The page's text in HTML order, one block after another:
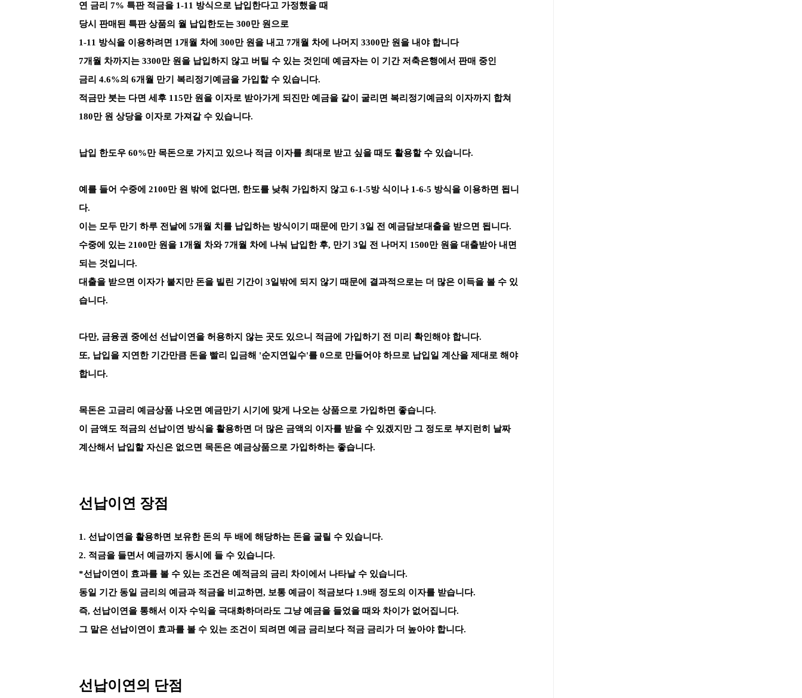
연 금리 7% 특판 적금을 1-11 방식으로 납입한다고 가정했을 때
당시 판매된 특판 상품의 월 납입한도는 300만 원으로
1-11 방식을 이용하려면 1개월 차에 300만 원을 내고 7개월 차에 나머지 3300만 원을 내야 합니다
7개월 차까지는 3300만 원을 납입하지 않고 버틸 수 있는 것인데 예금자는 이 기간 저축은행에서 판매 중인
금리 4.6%의 6개월 만기 복리정기예금을 가입할 수 있습니다.
적금만 붓는 다면 세후 115만 원을 이자로 받아가게 되진만 예금을 같이 굴리면 복리정기예금의 이자까지 합쳐
180만 원 상당을 이자로 가져갈 수 있습니다.
납입 한도우 60%만 목돈으로 가지고 있으나 적금 이자를 최대로 받고 싶을 때도 활용할 수 있습니다.
예를 들어 수중에 2100만 원 밖에 없다면, 한도를 낮춰 가입하지 않고 6-1-5방 식이나 1-6-5 방식을 이용하면 됩니
다.
이는 모두 만기 하루 전날에 5개월 치를 납입하는 방식이기 때문에 만기 3일 전 예금담보대출을 받으면 됩니다.
수중에 있는 2100만 원을 1개월 차와 7개월 차에 나눠 납입한 후, 만기 3일 전 나머지 1500만 원을 대출받아 내면
되는 것입니다.
대출을 받으면 이자가 붙지만 돈을 빌린 기간이 3일밖에 되지 않기 때문에 결과적으로는 더 많은 이득을 볼 수 있
습니다.
다만, 금융권 중에선 선납이연을 허용하지 않는 곳도 있으니 적금에 가입하기 전 미리 확인해야 합니다.
또, 납입을 지연한 기간만큼 돈을 빨리 입금해 '순지연일수'를 0으로 만들어야 하므로 납입일 계산을 제대로 해야
합니다.
목돈은 고금리 예금상품 나오면 예금만기 시기에 맞게 나오는 상품으로 가입하면 좋습니다.
이 금액도 적금의 선납이연 방식을 활용하면 더 많은 금액의 이자를 받을 수 있겠지만 그 정도로 부지런히 날짜
계산해서 납입할 자신은 없으면 목돈은 예금상품으로 가입하하는 좋습니다.
선납이연 장점
1. 선납이연을 활용하면 보유한 돈의 두 배에 해당하는 돈을 굴릴 수 있습니다.
2. 적금을 들면서 예금까지 동시에 들 수 있습니다.
*선납이연이 효과를 볼 수 있는 조건은 예적금의 금리 차이에서 나타날 수 있습니다.
동일 기간 동일 금리의 예금과 적금을 비교하면, 보통 예금이 적금보다 1.9배 정도의 이자를 받습니다.
즉, 선납이연을 통해서 이자 수익을 극대화하더라도 그냥 예금을 들었을 때와 차이가 없어집니다.
그 말은 선납이연이 효과를 볼 수 있는 조건이 되려면 예금 금리보다 적금 금리가 더 높아야 합니다.
선납이연의 단점